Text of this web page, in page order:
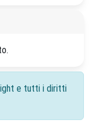
e tutti i diritti